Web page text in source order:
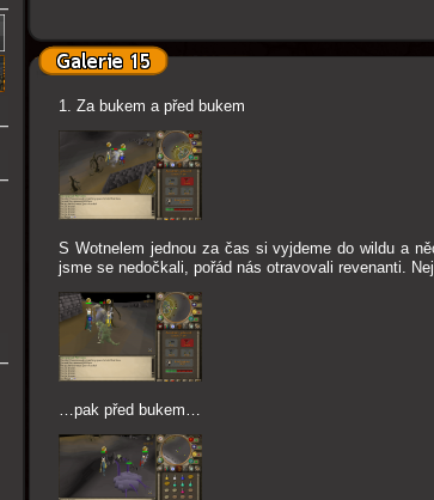
1. Za bukem a před bukem
S Wotnelem jednou za čas si vyjdeme do wildu a
jsme se nedočkali, pořád nás otravovali revenanti.
…pak před bukem…